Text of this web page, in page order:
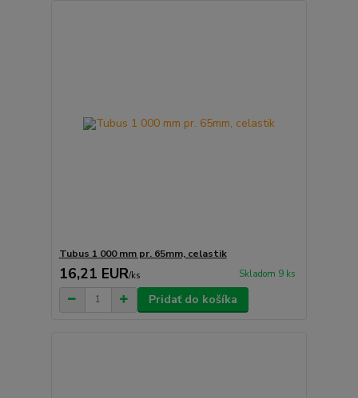
Tubus 1 000 mm pr. 65mm, celastik
16,21 EUR/ks Skladom 9 ks
Pridať do košíka